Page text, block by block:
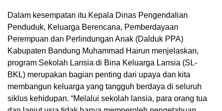
Dalam kesempatan itu Kepala Dinas Pengendalian
Penduduk, Keluarga Berencana, Pemberdayaan
Perempuan dan Perlindungan Anak (Dalduk PPA)
Kabupaten Bandung Muhammad Hairun menjelaskan,
program Sekolah Lansia di Bina Keluarga Lansia (SL-
BKL) merupakan bagian penting dari upaya dan kita
membangun keluarga yang tangguh berdaya di seluruh
siklus kehidupan. “Melalui sekolah lansia, para orang tua